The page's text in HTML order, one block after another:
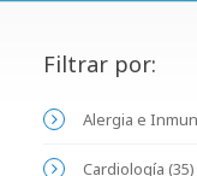
Filtrar por:
Alergia e
Cardiología (35)